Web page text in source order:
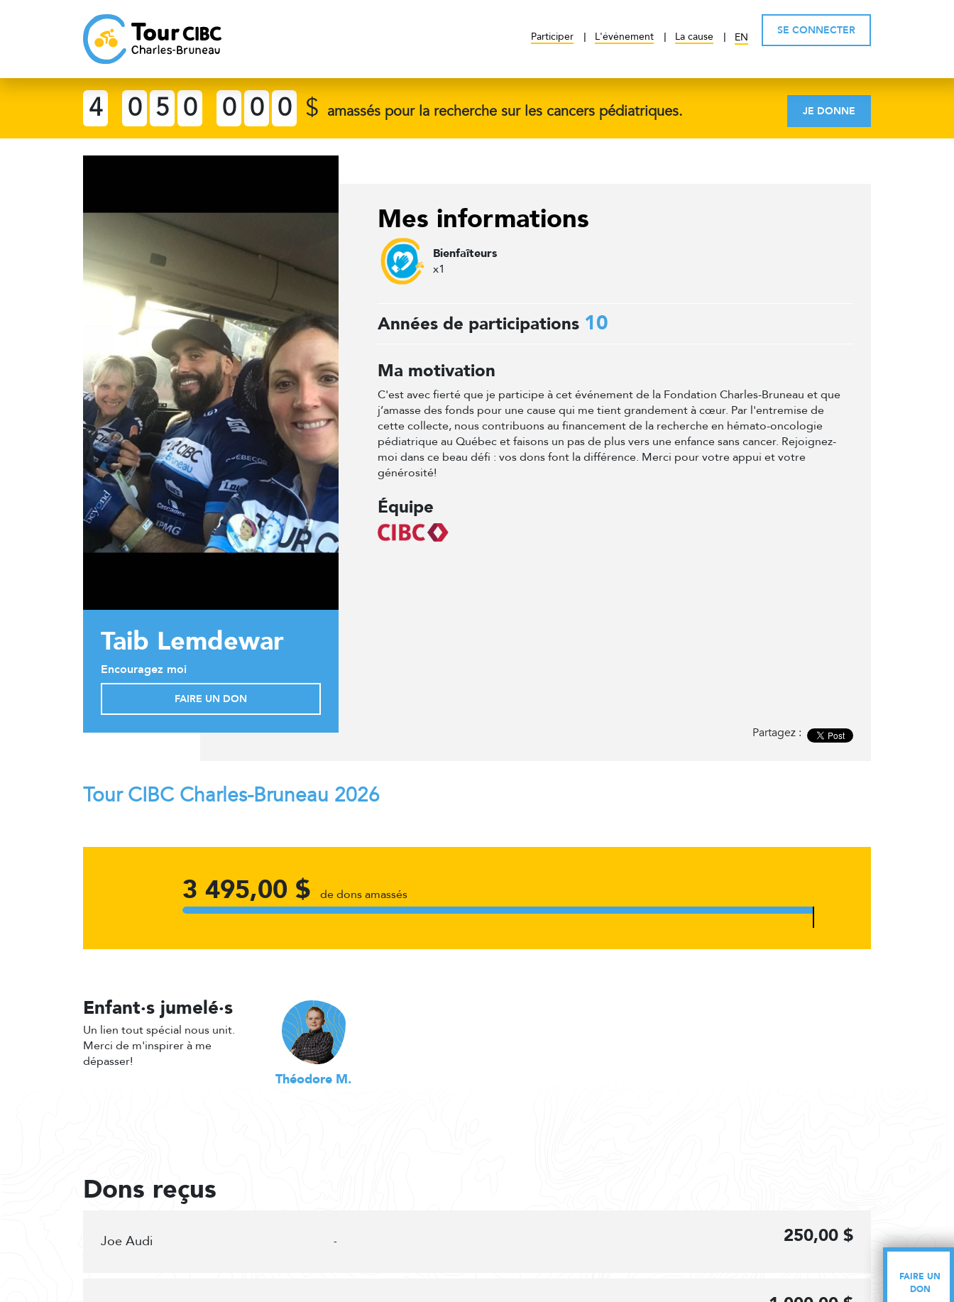
Participer L'événement La cause EN
SE CONNECTER
FAIRE UN
DON
4 0 5 0 0 0 0 $ amassés pour la recherche sur les cancers pédiatriques. JE DONNE
Taib Lemdewar
Encouragez moi
FAIRE UN DON
Mes informations
Bienfaîteurs
x1
Années de participations 10
Ma motivation
C'est avec fierté que je participe à cet événement de la Fondation Charles-Bruneau et que
j’amasse des fonds pour une cause qui me tient grandement à cœur. Par l'entremise de
cette collecte, nous contribuons au financement de la recherche en hémato-oncologie
pédiatrique au Québec et faisons un pas de plus vers une enfance sans cancer. Rejoignez-
moi dans ce beau défi : vos dons font la différence. Merci pour votre appui et votre
générosité!
Équipe
Partagez :
Tour CIBC Charles-Bruneau 2026
3 495,00 $ de dons amassés
Enfant·s jumelé·s
Un lien tout spécial nous unit.
Merci de m'inspirer à me
dépasser!
Théodore M.
Dons reçus
Joe Audi - 250,00 $
FAIRE UN
DON